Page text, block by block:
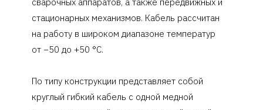
стационарных механизмов. Кабель рассчитан
на работу в широком диапазоне температур
от −50 до +50 °C.
По типу конструкции представляет собой
круглый гибкий кабель с одной медной